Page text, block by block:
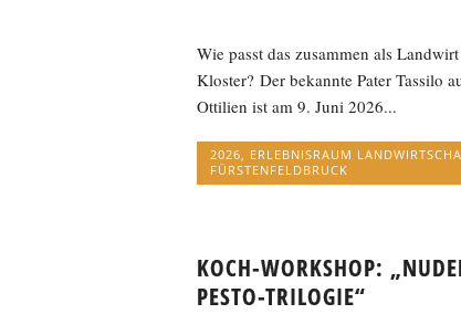
Wie passt das zusammen als
Kloster? Der bekannte Pater Tassilo
Ottilien ist am 9. Juni 2026...
2026 ERLEBNISRAUM
FÜRSTENFELDBRUCK
KOCH-WORKSHOP:
PESTO-TRILOGIE“